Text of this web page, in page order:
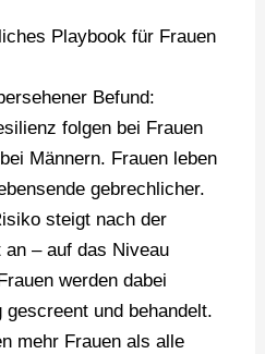
Playbook für Frauen
Befund:
folgen bei Frauen
Männern. Frauen leben
gebrechlicher.
steigt nach der
an – auf das Niveau
werden dabei
und behandelt.
mehr Frauen als alle